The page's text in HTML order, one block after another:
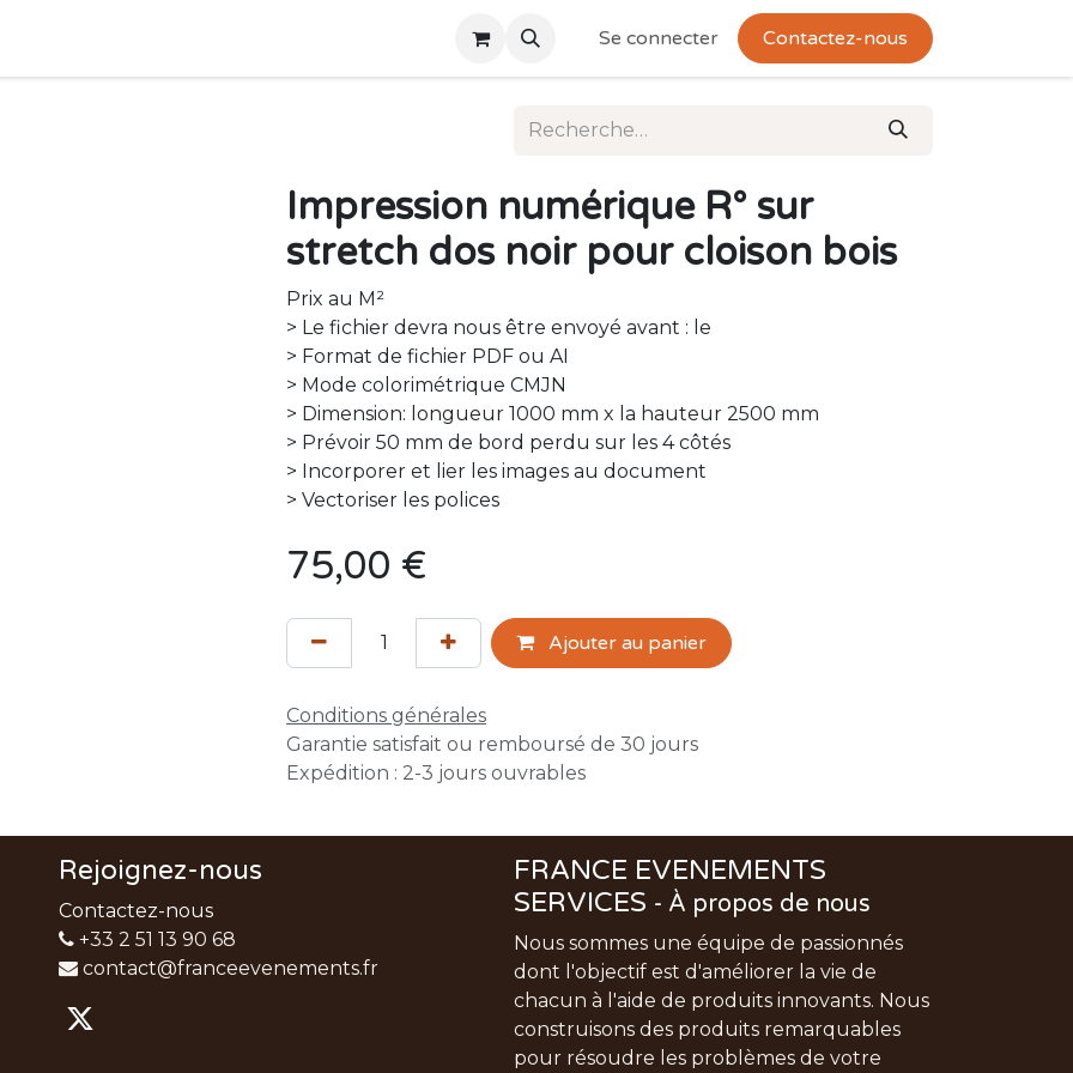
Se connecter Contactez-nous
Impression numérique R° sur
stretch dos noir pour cloison bois
Prix au M²
> Le fichier devra nous être envoyé avant : le
> Format de fichier PDF ou AI
> Mode colorimétrique CMJN
> Dimension: longueur 1000 mm x la hauteur 2500 mm
> Prévoir 50 mm de bord perdu sur les 4 côtés
> Incorporer et lier les images au document
> Vectoriser les polices
75,00 €
Ajouter au panier
Conditions générales
Garantie satisfait ou remboursé de 30 jours
Expédition : 2-3 jours ouvrables
Rejoignez-nous
Contactez-nous
+33 2 51 13 90 68
contact@franceevenements.fr
FRANCE EVENEMENTS
SERVICES - À propos de nous
Nous sommes une équipe de passionnés
dont l'objectif est d'améliorer la vie de
chacun à l'aide de produits innovants. Nous
construisons des produits remarquables
pour résoudre les problèmes de votre